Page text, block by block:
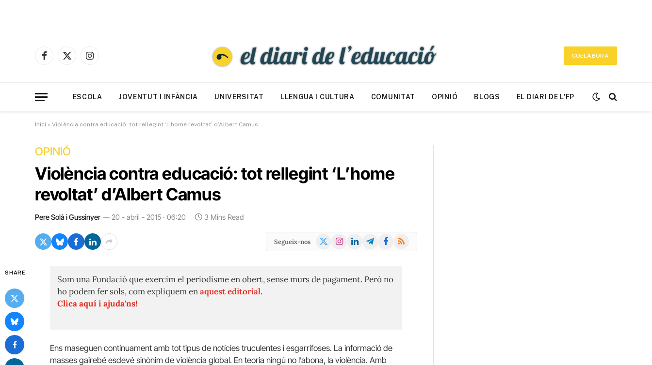
Facebook
X
Instagram
COL·LABORA
ESCOLA JOVENTUT I INFÀNCIA UNIVERSITAT LLENGUA I CULTURA COMUNITAT OPINIÓ BLOGS EL DIARI DE L’FP
Inici » Violència contra educació: tot rellegint ‘L’home revoltat’ d’Albert Camus
OPINIÓ
Violència contra educació: tot rellegint ‘L’home
revoltat’ d’Albert Camus
Pere Solà i Gussinyer 20 - abril - 2015 · 06:20 3 Mins Read
Segueix-nos
X
Instagram
LinkedInTelegramFacebook
RSS
SHARE
Som una Fundació que exercim el periodisme en obert, sense murs de pagament. Però no
ho podem fer sols, com expliquem enaquest editorial.
Clica aquí i ajuda'ns!
Ens maseguen contínuament amb tot tipus de notícies truculentes i esgarrifoses. La informació de
masses gairebé esdevé sinònim de violència global. En teoria ningú no l’abona, la violència. Amb